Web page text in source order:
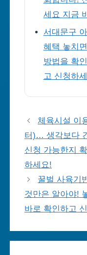
세요 지금
서대문구
혜택 놓치
방법을 확
고 신청하
체육시설 이
터)… 생각보다
신청 가능한지
하세요!
꿀벌 사육기
것만은 알아야!
바로 확인하고